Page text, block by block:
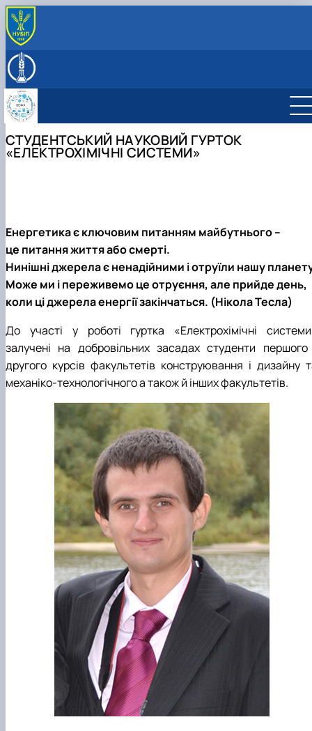
ПРО КАФЕДРУ
Профорієнтаційна робота кафедри
Культурно-виховна робота
Навчальна робота кафедри
Навчальне стажування в Китаї
НАУКОВА РОБОТА
синтези біологічно активних речовин…
Студентський науковий гурток "Органічна та
Студентський науковий гурток "Органічна хімія в
сільському господарстві"
Студентський науковий гурток "Антиоксиданти в
харчовій промисловості"
Студентський науковий гурток „Метали та
в машинобудуванні ”
ХІМІЯ РОСЛИН»
Студентський науковий гурток «Екологічна хімія»
СТУДЕНТСЬКИЙ НАУКОВИЙ ГУРТОК
«ЕЛЕКТРОХІМІЧНІ СИСТЕМИ»
Енергетика є ключовим питанням майбутнього –
це питання життя або смерті.
Нинішні джерела є ненадійними і отруїли нашу
Може ми і переживемо це отруєння, але прийде день,
коли ці джерела енергії закінчаться. (Нікола Тесла)
До участі у роботі гуртка «Електрохімічні
залучені на добровільних засадах студенти першого
другого курсів факультетів конструювання і дизайну
механіко-технологічного а також й інших факультетів.